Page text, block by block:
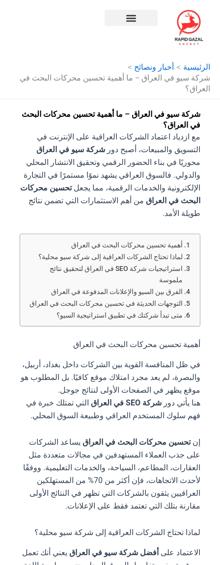
الرئيسية
أخبار ونصائح
شركة سيو في العراق – ما أهمية تحسين محركات البحث في
العراق؟
شركة سيو في العراق – ما أهمية تحسين محركات البحث
في العراق؟
مع ازدياد اعتماد الشركات العراقية على الإنترنت في
التسويق والمبيعات، أصبح دورشركة سيو في العراق
محوريًا في بناء الحضور الرقمي وتحقيق الانتشار المحلي
والدولي. فالسوق العراقي يشهد نموًا مستمرًا في التجارة
الإلكترونية والخدمات الرقمية، مما يجعل تحسين محركات
البحث في العراقمن أهم الاستثمارات التي تضمن نتائج
طويلة الأمد.
أهمية تحسين محركات البحث في العراق
لماذا تحتاج الشركات العراقية إلى شركة سيو محلية؟
استراتيجيات شركة SEO في العراق لتحقيق نتائج
ملموسة
الفرق بين السيو والإعلانات المدفوعة في العراق
التوجهات الحديثة في تحسين محركات البحث في العراق
متى تبدأ شركتك في تطبيق استراتيجية السيو؟
أهمية تحسين محركات البحث في العراق
في ظل المنافسة القوية بين الشركات داخل بغداد، أربيل،
والبصرة، لم يعد مجرد امتلاك موقع كافيًا. بل المطلوب هو
موقع يظهر في الصفحات الأولى لنتائج جوجل.
هنا يأتي دورشركة SEO في العراق
التي تمتلك خبرة في
فهم سلوك المستخدم العراقي وطبيعة السوق المحلي.
إنتحسين محركات البحث في العراقيساعد الشركات
على جذب العملاء المستهدفين في مجالات متعددة مثل
العقارات، المطاعم، السياحة، والخدمات التعليمية. ووفقًا
لأحدث الاتجاهات، فإن أكثر من 70% من المستهلكين
العراقيين يثقون بالشركات التي تظهر في النتائج الأولى
مقارنة بتلك التي تعتمد فقط على الإعلانات.
لماذا تحتاج الشركات العراقية إلى شركة سيو محلية؟
الاعتماد على أفضل شركة سيو في العراقيعني أنك تعمل